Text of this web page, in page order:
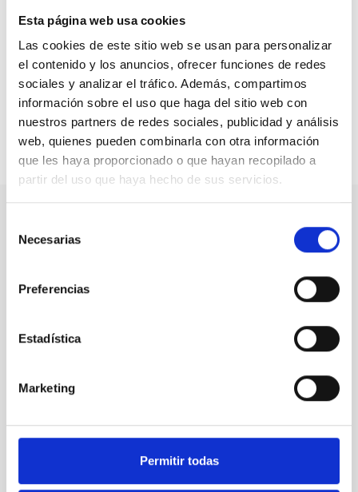
Esta página web usa cookies
Las cookies de este sitio web se usan para personalizar
el contenido y los anuncios, ofrecer funciones de redes
sociales y analizar el tráfico. Además, compartimos
información sobre el uso que haga del sitio web con
nuestros partners de redes sociales, publicidad y análisis
web, quienes pueden combinarla con otra información
que les haya proporcionado o que hayan recopilado a
partir del uso que haya hecho de sus servicios.
Necesarias
Preferencias
Estadística
Marketing
Permitir todas
Una vez que se termine de presentar a festivales
nacionales e internacionales se podrá visualizar por
completo dicho cortometraje, mientras tanto ya se
puede disfrutar de un resumen en el siguiente enlace:
https://youtu.be/etiuqpCUCqY
Compartir en:
Nuestro canal de Youtube
Todas las jornadas CEDDD, el podcast ‘El Rincón
Social’ y mucho más en formato audiovisual a un
Suscríbete a la newsletter